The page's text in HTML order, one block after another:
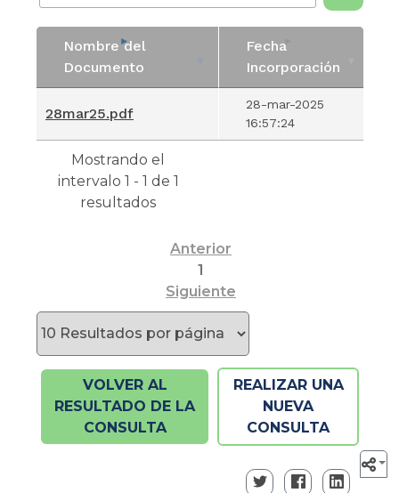
Nombre del
Documento
Fecha
Incorporación
Documento
Fecha
Incorporación
28mar25.pdf
28-mar-2025
16:57:24
Mostrando el
intervalo 1 - 1 de 1
resultados
Anterior
1
Siguiente
VOLVER AL
RESULTADO DE LA
CONSULTA
REALIZAR UNA
NUEVA
CONSULTA